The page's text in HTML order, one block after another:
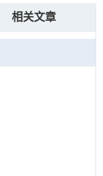
相关文章